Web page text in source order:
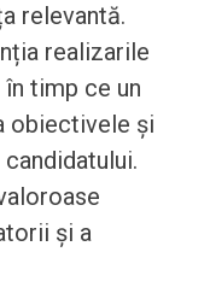
relevantă.
realizarile
timp ce un
obiectivele și
și a